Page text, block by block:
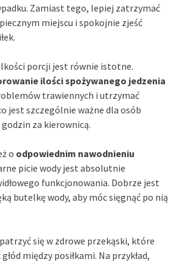
Zamiast tego, lepiej zatrzymać
miejscu i spokojnie zjeść
porcji jest równie istotne.
ilości spożywanego jedzenia
trawiennych i utrzymać
jest szczególnie ważne dla osób
za kierownicą.
o odpowiednim nawodnieniu
picie wody jest absolutnie
funkcjonowania. Dobrze jest
butelkę wody, aby móc sięgnąć po nią
się w zdrowe przekąski, które
między posiłkami. Na przykład,